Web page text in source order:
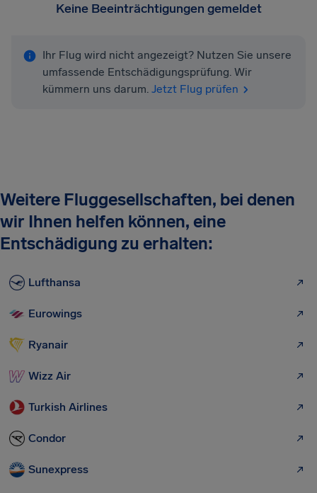
Keine Beeinträchtigungen gemeldet
Ihr Flug wird nicht angezeigt? Nutzen Sie unsere
umfassende Entschädigungsprüfung. Wir
kümmern uns darum. Jetzt Flug prüfen
Weitere Fluggesellschaften, bei denen
wir Ihnen helfen können, eine
Entschädigung zu erhalten:
Lufthansa
Eurowings
Ryanair
Wizz Air
Turkish Airlines
Condor
Sunexpress